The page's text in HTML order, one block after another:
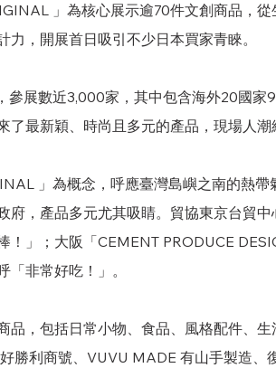
」為核心展示逾70件文創商品，
，開展首日吸引不少日本買家青睞。
參展數近3,000家，其中包含海外20國家
了最新穎、時尚且多元的產品，現場人
」為概念，呼應臺灣島嶼之南的熱帶
府，產品多元尤其吸睛。貿協東京台貿
！」；大阪「CEMENT PRODUCE
非常好吃！」。
品，包括日常小物、食品、風格配件、
勝利商號、VUVU MADE 有山手製造、